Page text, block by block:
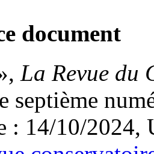
document
La Revue du
septième
: 14/10/2024,